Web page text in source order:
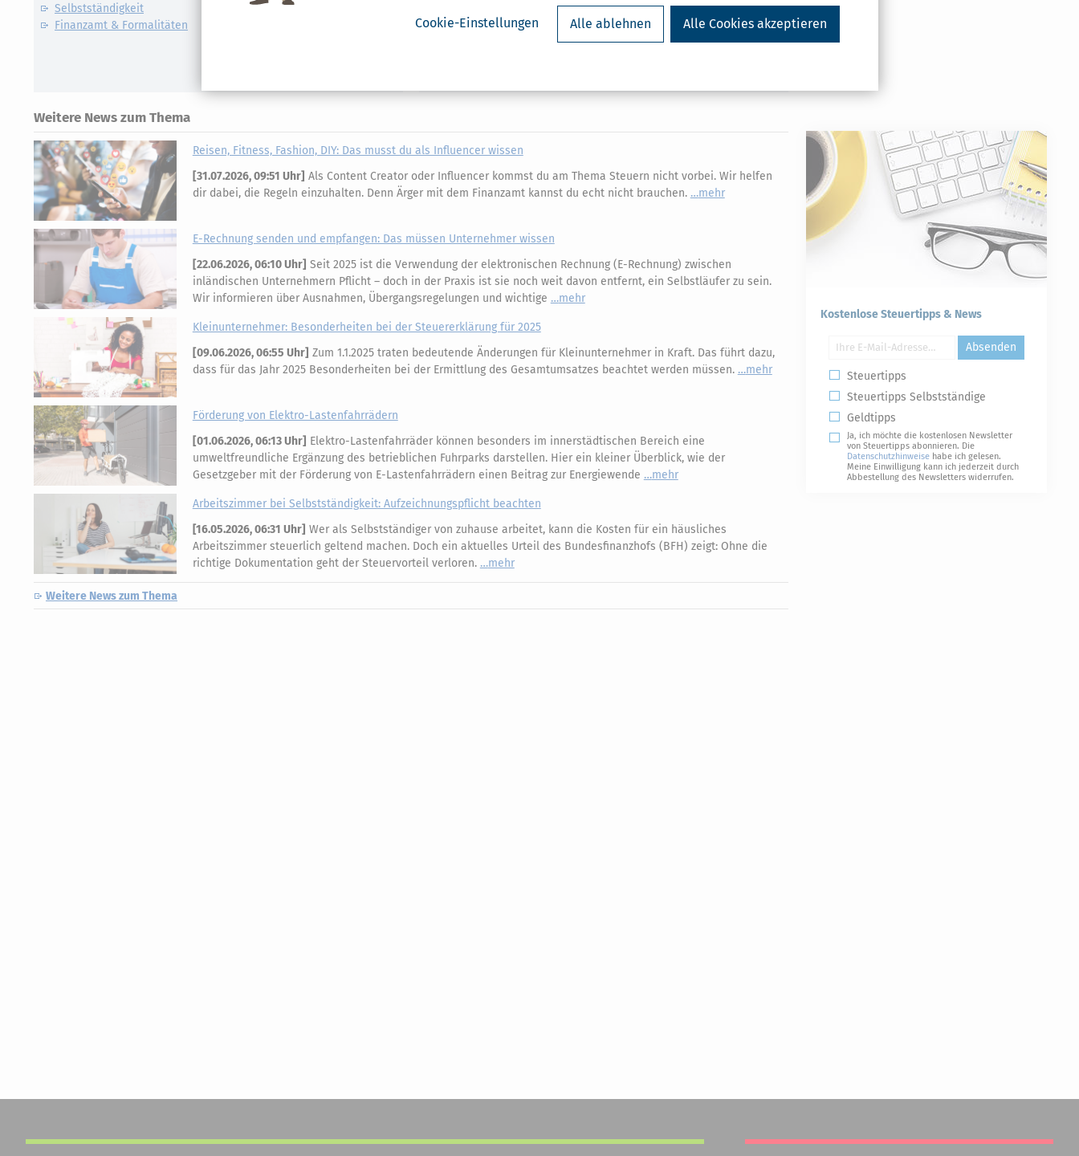
Cookie-Einstellungen Alle ablehnen Alle Cookies akzeptieren
Selbstständigkeit
Finanzamt & Formalitäten
Betriebsvermögen
Weitere News zum Thema
Reisen, Fitness, Fashion, DIY: Das musst du als Influencer wissen
[31.07.2026, 09:51 Uhr] Als Content Creator oder Influencer kommst du am Thema Steuern nicht vorbei. Wir helfen
dir dabei, die Regeln einzuhalten. Denn Ärger mit dem Finanzamt kannst du echt nicht brauchen.
mehr
E-Rechnung senden und empfangen: Das müssen Unternehmer wissen
[22.06.2026, 06:10 Uhr] Seit 2025 ist die Verwendung der elektronischen Rechnung (E-Rechnung) zwischen
inländischen Unternehmern Pflicht – doch in der Praxis ist sie noch weit davon entfernt, ein Selbstläufer zu sein.
Wir informieren über Ausnahmen, Übergangsregelungen und wichtige
mehr
Kleinunternehmer: Besonderheiten bei der Steuererklärung für 2025
[09.06.2026, 06:55 Uhr] Zum 1.1.2025 traten bedeutende Änderungen für Kleinunternehmer in Kraft. Das führt dazu,
dass für das Jahr 2025 Besonderheiten bei der Ermittlung des Gesamtumsatzes beachtet werden müssen.
mehr
Förderung von Elektro-Lastenfahrrädern
[01.06.2026, 06:13 Uhr] Elektro-Lastenfahrräder können besonders im innerstädtischen Bereich eine
umweltfreundliche Ergänzung des betrieblichen Fuhrparks darstellen. Hier ein kleiner Überblick, wie der
Gesetzgeber mit der Förderung von E-Lastenfahrrädern einen Beitrag zur Energiewende
mehr
Arbeitszimmer bei Selbstständigkeit: Aufzeichnungspflicht beachten
[16.05.2026, 06:31 Uhr] Wer als Selbstständiger von zuhause arbeitet, kann die Kosten für ein häusliches
Arbeitszimmer steuerlich geltend machen. Doch ein aktuelles Urteil des Bundesfinanzhofs (BFH) zeigt: Ohne die
richtige Dokumentation geht der Steuervorteil verloren.
mehr
Weitere News zum Thema
Kostenlose Steuertipps & News
Absenden
Steuertipps
Steuertipps Selbstständige
Geldtipps
Ja, ich möchte die kostenlosen Newsletter
von Steuertipps abonnieren. Die
Datenschutzhinweise habe ich gelesen.
Meine Einwilligung kann ich jederzeit durch
Abbestellung des Newsletters widerrufen.